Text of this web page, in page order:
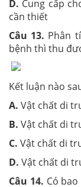
D. Cung cấp
cần thiết
Câu 13. Phân
bệnh thì thu
Kết luận nào
A. Vật chất di
B. Vật chất di
C. Vật chất di
D. Vật chất di
Câu 14. Có